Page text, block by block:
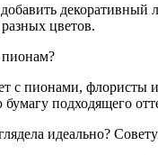
декоративный
цветов.
с пионами, флористы
подходящего
идеально?